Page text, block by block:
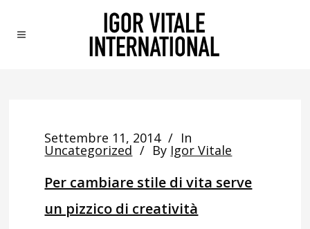
Settembre 11, 2014 In
Uncategorized By Igor Vitale
Per cambiare stile di vita serve
un pizzico di creatività